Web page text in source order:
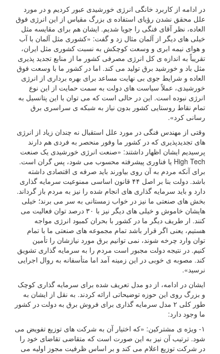
در ادامه از کاربرد خانگی انرژی خورشیدی عبور کردیم و در مورد
علل محقق نشدن رؤیای استفاده ی بزرگ مقیاس از این انرژی فوق
العاده، نظر آقای فنگی را جویا شدیم. ایشان هم برای مقایسه مثل
خیلی های دیگر از آلمان مثال زد و گفت: «کشوری مثل آلمان با آب
و هوای نیمه ابری و وسعت کوچکش به نسبت کشوری مثل ایران،
تقریباً به اندازه ی کل انرژی مصرفی کشور ما از منابع تجدید پذیری
مثل باد و خورشید برق تولید می کند. اما در کشور ما با وسعت فوق
العاده و شرایط جوی بی نهایت مساعد برای بهره برداری از انرژی
خورشیدی، عملاً سیاست های دولت به سمت حمایت از این نوع
انرژی نبوده است. این در حالی است که می توان با این پتانسیل به
تمام نقاط روستایی کشور بدون نیاز به شبکه ی سراسری برق
رسانی کرد».
وقتی از مهندس فنگی در مورد علل استقبال نه چندان زیاد از انرژی
های تجدیدپذیری که در کشور ما وفور منحصر به فردی هم دارند
پرسیدیم ایشان اظهار داشتند: «صنعت انرژی خورشیدی یک صنعت
High Tech یا فناوری پیشرفته محسوب می شود، پس گران است.
برای آنکه مردم به آن روی بیاورند باید صرفه ی اقتصادی داشته
باشد. دولت بنا بر اصل ۴۴ قانون اساسی ممنوعیت سرمایه گذاری
دارد و باید سرمایه گذاری های انجام شده را نیز به مردم باز گرداند.
بخش های صنعتی ما نیز در خواب زمستانی به سر می برند؛ خیلی
هایشان خاموش و خیلی های دیگر نیز با ۳۰ درصد توان فعالیت می
کنند. ار طریف دیگر ما در کشور با بحران کمبود انرژی مواجه
هستیم، یعنی اگر قرار باشد تمام مجموعه های صنعتی ما با تمام
توان وارد چرخه شوند، نمی توانیم برق مورد نیازشان را تأمین
کنیم. در نتیجه دولت مجبور است مردم را به سرمایه گذاری تشویق
کند. مصوبه ی خوبی در این زمینه آمد اما متأسفانه به روال اجرایی
نرسید».
ایشان در ادامه، از دو مدل تعریف شده برای سرمایه گذاری کوچک
و بزرگ روی این حوزه توضیحاتی ارائه کردند. به نقل از ایشان به
طور کلی ۲ مدل سرمایه گذاری برای فروش برق به دولت در کشور
ما وجود دارد:
۱- ویژه ی مشترکین: «که اختیار آن به شرکت های توزیع تفویض می
شود. ترتیب آن نیز به این صورت است که متقاضی تقاضای خود را
در شرکت توزیع اعلام می کند و بر اساس ظرفیت مجوز اولیه می